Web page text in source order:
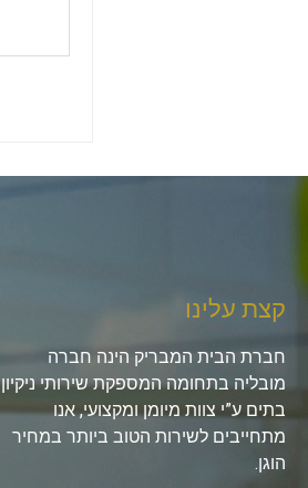
קצת עלינו
חברת הבית המבריק הינה חברה
מובליה בתחומה המספקת שירותי ניקיון
בתים ע”י צוות מיומן ומקצועי, אנו
מתחייבים לשירות הטוב ביותר במחיר
הוגן.